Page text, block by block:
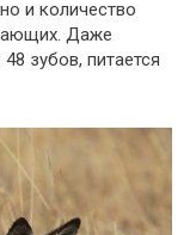
и количество
Даже
зубов, питается